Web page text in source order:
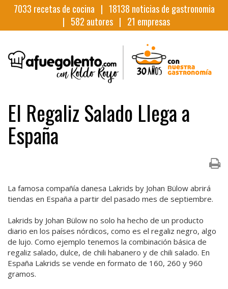
7033 recetas de cocina | 18138 noticias de gastronomia
| 582 autores | 21 empresas
El Regaliz Salado Llega a
España
La famosa compañía danesa Lakrids by Johan Bülow abrirá
tiendas en España a partir del pasado mes de septiembre.
Lakrids by Johan Bülow no solo ha hecho de un producto
diario en los países nórdicos, como es el regaliz negro, algo
de lujo. Como ejemplo tenemos la combinación básica de
regaliz salado, dulce, de chili habanero y de chili salado. En
España Lakrids se vende en formato de 160, 260 y 960
gramos.